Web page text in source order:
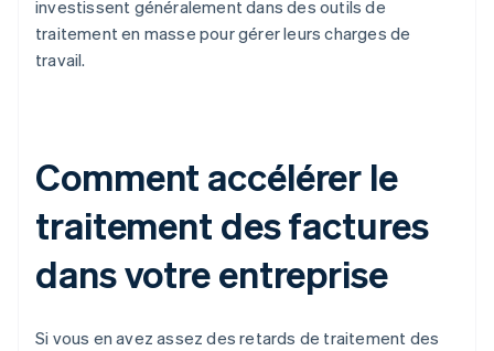
investissent généralement dans des outils de
traitement en masse pour gérer leurs charges de
travail.
Comment accélérer le
traitement des factures
dans votre entreprise
Si vous en avez assez des retards de traitement des